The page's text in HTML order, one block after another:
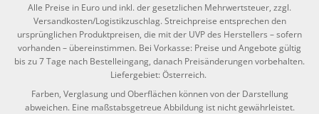
Alle Preise in Euro und inkl. der gesetzlichen Mehrwertsteuer, zzgl.
Versandkosten/Logistikzuschlag. Streichpreise entsprechen den
ursprünglichen Produktpreisen, die mit der UVP des Herstellers – sofern
vorhanden – übereinstimmen. Bei Vorkasse: Preise und Angebote gültig
bis zu 7 Tage nach Bestelleingang, danach Preisänderungen vorbehalten.
Liefergebiet: Österreich.
Farben, Verglasung und Oberflächen können von der Darstellung
abweichen. Eine maßstabsgetreue Abbildung ist nicht gewährleistet.